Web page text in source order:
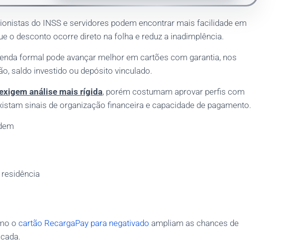
do INSS e servidores podem encontrar mais facilidade em
o desconto ocorre direto na folha e reduz a inadimplência.
formal pode avançar melhor em cartões com garantia, nos
saldo investido ou depósito vinculado.
análise mais rígida, porém costumam aprovar perfis com
sinais de organização financeira e capacidade de pagamento.
o cartão RecargaPay para negativado ampliam as chances de